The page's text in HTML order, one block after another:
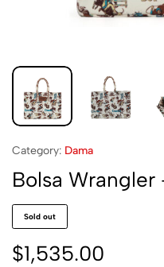
Category: Dama
Bolsa Wrangler
Sold out
$1,535.00